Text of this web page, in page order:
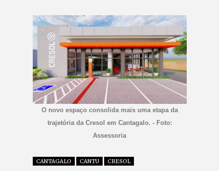
O novo espaço consolida mais uma etapa da
trajetória da Cresol em Cantagalo. - Foto:
Assessoria
CANTAGALO CANTU CRESOL